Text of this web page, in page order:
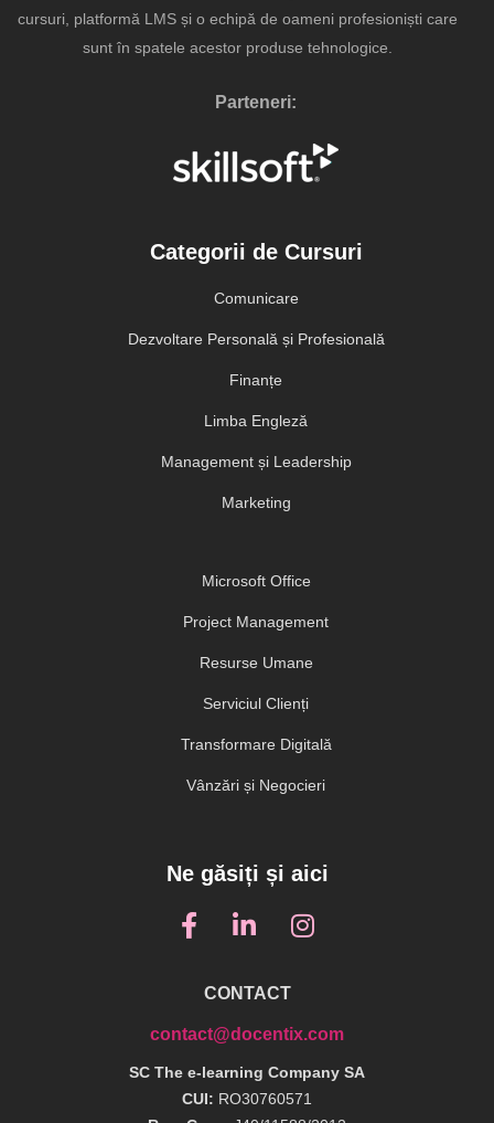
cursuri, platformă LMS și o echipă de oameni profesioniști care
sunt în spatele acestor produse tehnologice.
Parteneri:
Categorii de Cursuri
Comunicare
Dezvoltare Personală și Profesională
Finanțe
Limba Engleză
Management și Leadership
Marketing
Microsoft Office
Project Management
Resurse Umane
Serviciul Clienți
Transformare Digitală
Vânzări și Negocieri
Ne găsiți și aici
CONTACT
contact@docentix.com
SC The e-learning Company SA
CUI: RO30760571